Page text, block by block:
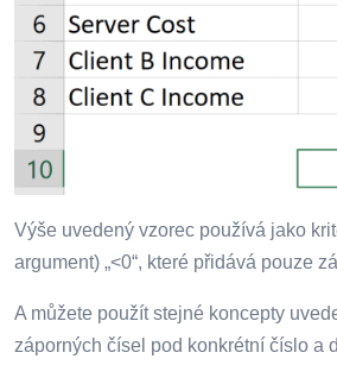
Výše uvedený vzorec používá jako
argument) „<0“, které přidává pouze
A můžete použít stejné koncepty
záporných čísel pod konkrétní číslo a